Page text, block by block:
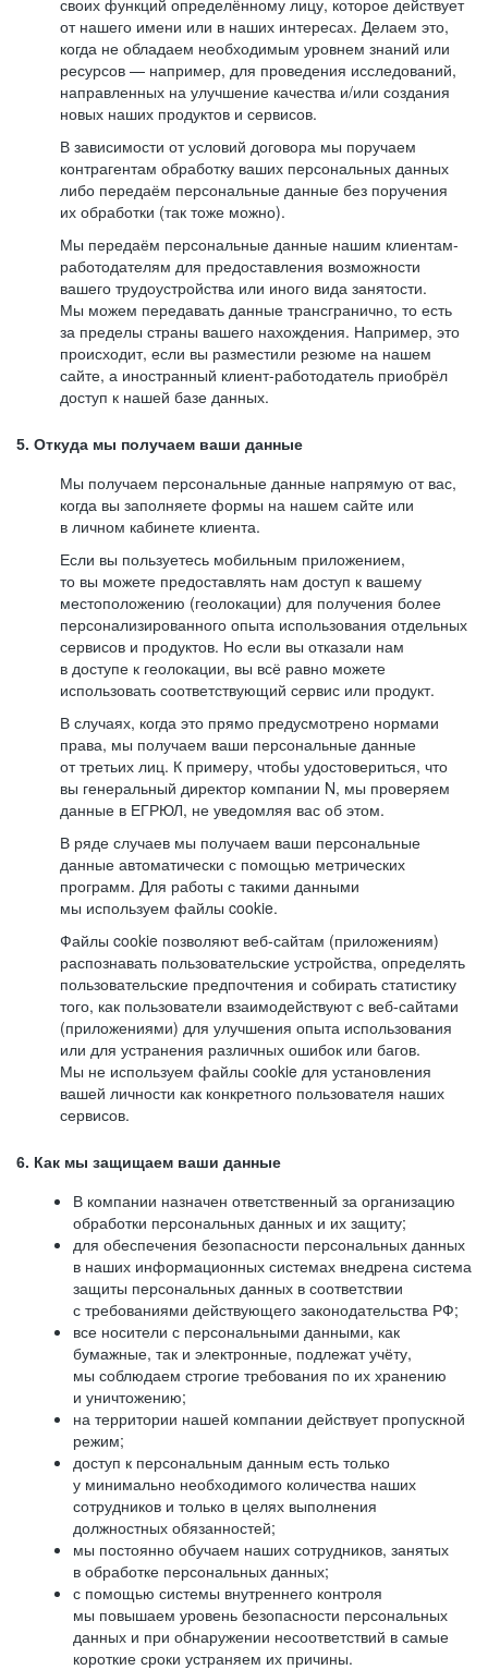
своих функций определённому лицу, которое действует
от нашего имени или в наших интересах. Делаем это,
когда не обладаем необходимым уровнем знаний или
ресурсов — например, для проведения исследований,
направленных на улучшение качества и/или создания
новых наших продуктов и сервисов.
В зависимости от условий договора мы поручаем
контрагентам обработку ваших персональных данных
либо передаём персональные данные без поручения
их обработки (так тоже можно).
Мы передаём персональные данные нашим клиентам-
работодателям для предоставления возможности
вашего трудоустройства или иного вида занятости.
Мы можем передавать данные трансгранично, то есть
за пределы страны вашего нахождения. Например, это
происходит, если вы разместили резюме на нашем
сайте, а иностранный клиент-работодатель приобрёл
доступ к нашей базе данных.
5. Откуда мы получаем ваши данные
Мы получаем персональные данные напрямую от вас,
когда вы заполняете формы на нашем сайте или
в личном кабинете клиента.
Если вы пользуетесь мобильным приложением,
то вы можете предоставлять нам доступ к вашему
местоположению (геолокации) для получения более
персонализированного опыта использования отдельных
сервисов и продуктов. Но если вы отказали нам
в доступе к геолокации, вы всё равно можете
использовать соответствующий сервис или продукт.
В случаях, когда это прямо предусмотрено нормами
права, мы получаем ваши персональные данные
от третьих лиц. К примеру, чтобы удостовериться, что
вы генеральный директор компании N, мы проверяем
данные в ЕГРЮЛ, не уведомляя вас об этом.
В ряде случаев мы получаем ваши персональные
данные автоматически с помощью метрических
программ. Для работы с такими данными
мы используем файлы cookie.
Файлы cookie позволяют веб-сайтам (приложениям)
распознавать пользовательские устройства, определять
пользовательские предпочтения и собирать статистику
того, как пользователи взаимодействуют с веб-сайтами
(приложениями) для улучшения опыта использования
или для устранения различных ошибок или багов.
Мы не используем файлы cookie для установления
вашей личности как конкретного пользователя наших
сервисов.
6. Как мы защищаем ваши данные
В компании назначен ответственный за организацию
обработки персональных данных и их защиту;
для обеспечения безопасности персональных данных
в наших информационных системах внедрена система
защиты персональных данных в соответствии
с требованиями действующего законодательства РФ;
все носители с персональными данными, как
бумажные, так и электронные, подлежат учёту,
мы соблюдаем строгие требования по их хранению
и уничтожению;
на территории нашей компании действует пропускной
режим;
доступ к персональным данным есть только
у минимально необходимого количества наших
сотрудников и только в целях выполнения
должностных обязанностей;
мы постоянно обучаем наших сотрудников, занятых
в обработке персональных данных;
с помощью системы внутреннего контроля
мы повышаем уровень безопасности персональных
данных и при обнаружении несоответствий в самые
короткие сроки устраняем их причины.